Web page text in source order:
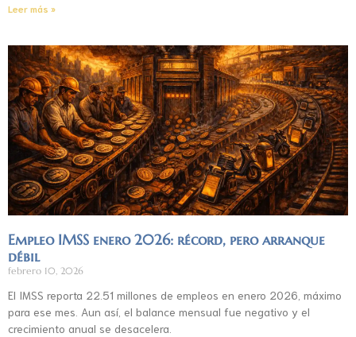
Leer más »
Empleo IMSS enero 2026: récord, pero arranque
débil
febrero 10, 2026
El IMSS reporta 22.51 millones de empleos en enero 2026, máximo
para ese mes. Aun así, el balance mensual fue negativo y el
crecimiento anual se desacelera.